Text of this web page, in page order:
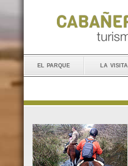
el parque la visita